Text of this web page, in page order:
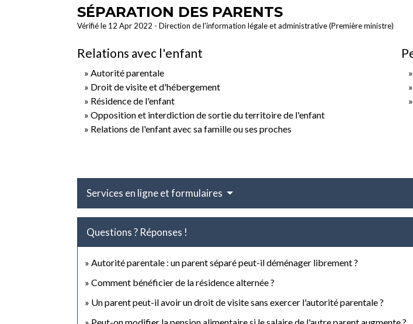
SÉPARATION DES PARENTS
Vérifié le 12 Apr 2022 - Direction de l'information légale et administrative (Première ministre)
Relations avec l'enfant
Autorité parentale
Droit de visite et d'hébergement
Résidence de l'enfant
Opposition et interdiction de sortie du territoire de l'enfant
Relations de l'enfant avec sa famille ou ses proches
Services en ligne et formulaires
Questions ? Réponses !
Autorité parentale : un parent séparé peut-il déménager librement ?
Comment bénéficier de la résidence alternée ?
Un parent peut-il avoir un droit de visite sans exercer l'autorité parentale ?